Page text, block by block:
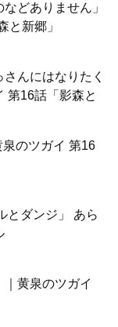
どありません」
と新郷」
んにはなりたく
第16話「影森と
のツガイ 第16
とダンジ」 あら
黄泉のツガイ